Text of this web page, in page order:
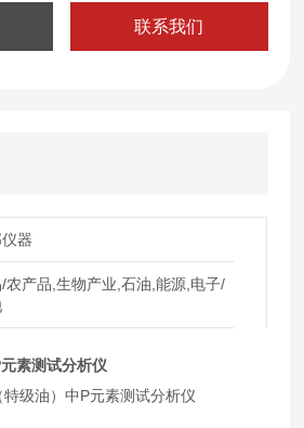
联系我们
器
农产品,生物产业,石油,能源,电子/
素测试分析仪